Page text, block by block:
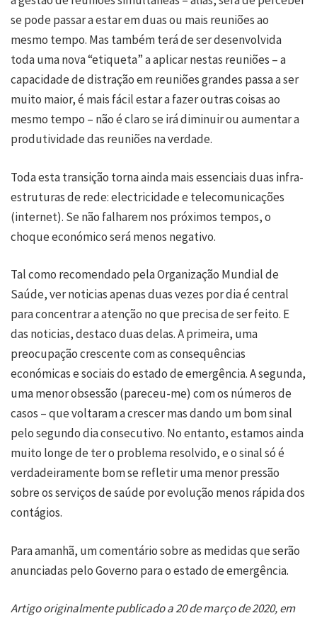
se pode passar a estar em duas ou mais reuniões ao
mesmo tempo. Mas também terá de ser desenvolvida
toda uma nova “etiqueta” a aplicar nestas reuniões – a
capacidade de distração em reuniões grandes passa a ser
muito maior, é mais fácil estar a fazer outras coisas ao
mesmo tempo – não é claro se irá diminuir ou aumentar a
produtividade das reuniões na verdade.
Toda esta transição torna ainda mais essenciais duas infra-
estruturas de rede: electricidade e telecomunicações
(internet). Se não falharem nos próximos tempos, o
choque económico será menos negativo.
Tal como recomendado pela Organização Mundial de
Saúde, ver noticias apenas duas vezes por dia é central
para concentrar a atenção no que precisa de ser feito. E
das noticias, destaco duas delas. A primeira, uma
preocupação crescente com as consequências
económicas e sociais do estado de emergência. A segunda,
uma menor obsessão (pareceu-me) com os números de
casos – que voltaram a crescer mas dando um bom sinal
pelo segundo dia consecutivo. No entanto, estamos ainda
muito longe de ter o problema resolvido, e o sinal só é
verdadeiramente bom se refletir uma menor pressão
sobre os serviços de saúde por evolução menos rápida dos
contágios.
Para amanhã, um comentário sobre as medidas que serão
anunciadas pelo Governo para o estado de emergência.
Artigo originalmente publicado a 20 de março de 2020, em